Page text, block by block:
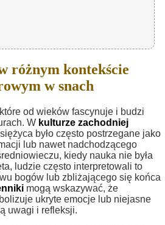
różnym kontekście
w snach
od wieków fascynuje i budzi
W kulturze zachodniej
było często postrzegane jako
lub nawet nadchodzącego
kiedy nauka nie była
ludzie często interpretowali to
bogów lub zbliżającego się końca
mogą wskazywać, że
ukryte emocje lub niejasne
uwagi i refleksji.